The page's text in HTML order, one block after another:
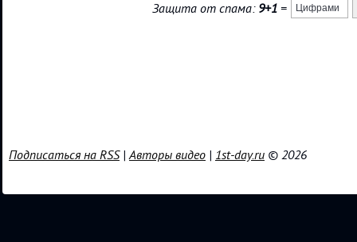
Защита от спама: 9+1 =
Подписаться на RSS|Авторы видео | 1st-day.ru © 2026